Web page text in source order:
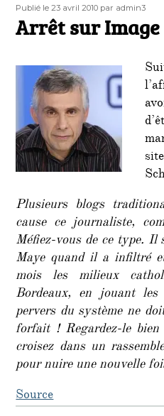
Publié
le
Publié le 23 avril 2010 Auteur
par admin3
Arrêt sur
Plusieurs blogs
cause ce journaliste,
Méfiez-vous de ce type. Il
Maye quand il a infiltré
mois les milieux
Bordeaux, en jouant les
pervers du système ne
forfait ! Regardez-le
croisez dans un
pour nuire une nouvelle
Source